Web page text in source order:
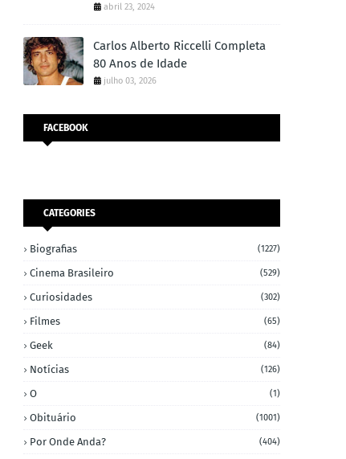
abril 23, 2024
Carlos Alberto Riccelli Completa
80 Anos de Idade
julho 03, 2026
FACEBOOK
CATEGORIES
Biografias (1227)
Cinema Brasileiro (529)
Curiosidades (302)
Filmes (65)
Geek (84)
Notícias (126)
O (1)
Obituário (1001)
Por Onde Anda? (404)